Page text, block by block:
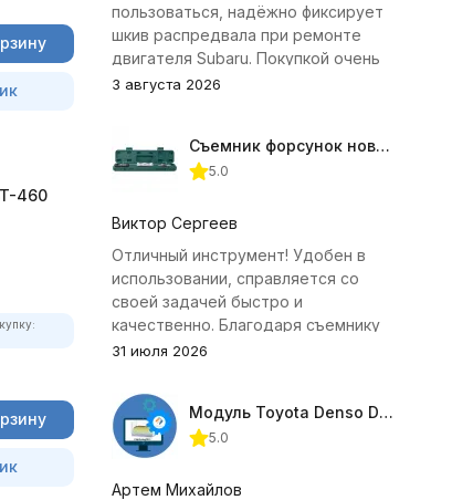
460
пользоваться, надёжно фиксирует
шкив распредвала при ремонте
двигателя Subaru. Покупкой очень
доволен.
3 августа 2026
Съемник форсунок новых дизельных двигателей Jonnesway
5.0
Виктор Сергеев
Отличный инструмент! Удобен в
использовании, справляется со
своей задачей быстро и
качественно. Благодаря съемнику
удалось избежать лишних хлопот с
цилиндров.
31 июля 2026
Модуль Toyota Denso Diesel 2.8D для ChipTuningPRO
5.0
Артем Михайлов